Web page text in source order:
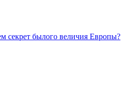
секрет былого величия Европы?